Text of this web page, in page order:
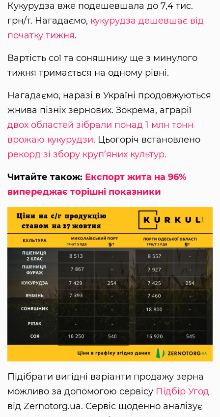
Кукурудза вже подешевшала до 7,4 тис.
грн/т. Нагадаємо, кукурудза дешевшає від
початку тижня.
Вартість сої та соняшнику ще з минулого
тижня тримається на одному рівні.
Нагадаємо, наразі в Україні продовжуються
жнива пізніх зернових. Зокрема, аграрії
двох областей зібрали понад 1 млн тонн
врожаю кукурудзи. Цьогоріч встановлено
рекорд зі збору круп’яних культур.
Читайте також: Експорт жита на 96%
випереджає торішні показники
Підібрати вигідні варіанти продажу зерна
можливо за допомогою сервісу Підбір Угод
від Zernotorg.ua. Сервіс щоденно аналізує